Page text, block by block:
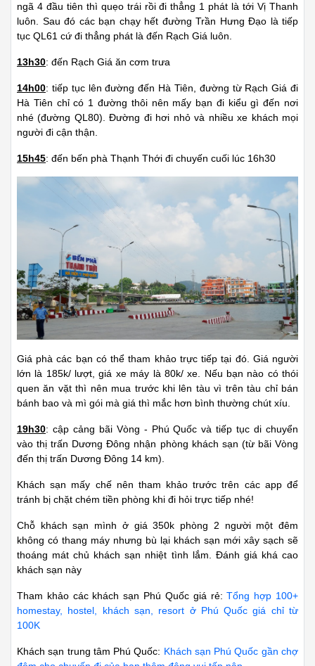
ngã 4 đầu tiên thì quẹo trái rồi đi thẳng 1 phát là tới Vị Thanh
luôn. Sau đó các bạn chạy hết đường Trần Hưng Đạo là tiếp
tục QL61 cứ đi thẳng phát là đến Rạch Giá luôn.
13h30: đến Rạch Giá ăn cơm trưa
14h00: tiếp tục lên đường đến Hà Tiên, đường từ Rạch Giá đi
Hà Tiên chỉ có 1 đường thôi nên mấy bạn đi kiểu gì đến nơi
nhé (đường QL80). Đường đi hơi nhỏ và nhiều xe khách mọi
người đi cận thận.
15h45: đến bến phà Thạnh Thới đi chuyến cuối lúc 16h30
Giá phà các bạn có thể tham khảo trực tiếp tại đó. Giá người
lớn là 185k/ lượt, giá xe máy là 80k/ xe. Nếu bạn nào có thói
quen ăn vặt thì nên mua trước khi lên tàu vì trên tàu chỉ bán
bánh bao và mì gói mà giá thì mắc hơn bình thường chút xíu.
19h30: cập cảng bãi Vòng - Phú Quốc và tiếp tục di chuyển
vào thị trấn Dương Đông nhận phòng khách sạn (từ bãi Vòng
đến thị trấn Dương Đông 14 km).
Khách sạn mấy chế nên tham khảo trước trên các app để
tránh bị chặt chém tiền phòng khi đi hỏi trực tiếp nhé!
Chỗ khách sạn mình ở giá 350k phòng 2 người một đêm
không có thang máy nhưng bù lại khách sạn mới xây sạch sẽ
thoáng mát chủ khách sạn nhiệt tình lắm. Đánh giá khá cao
khách sạn này
Tham khảo các khách sạn Phú Quốc giá rẻ:Tổng hợp 100+
homestay, hostel, khách sạn, resort ở Phú Quốc giá chỉ từ
100K
Khách sạn trung tâm Phú Quốc: Khách sạn Phú Quốc gần chợ